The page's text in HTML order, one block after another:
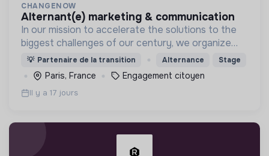
CHANGENOW
alternant(e) marketing & communication
In our mission to accelerate the solutions to the
biggest challenges of our century, we organize
the ChangeNOW summit, the world's largest event
for the planet,
💡 Partenaire de la transition Alternance Stage
Paris, France Engagement citoyen
Il y a 17 jours